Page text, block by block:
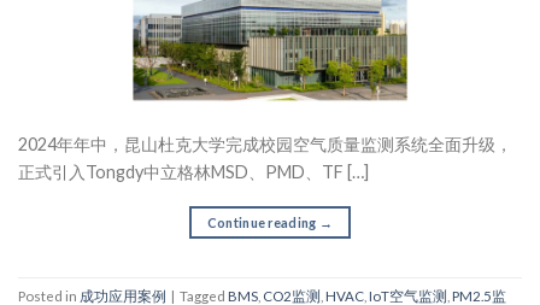
2024年年中，昆山杜克大学完成校园空气质量监测系统全面升级，
正式引入Tongdy中立格林MSD、PMD、TF […]
Continue reading →
Posted in 成功应用案例 | Tagged BMS CO2监测 HVAC IoT空气监测 PM2.5监